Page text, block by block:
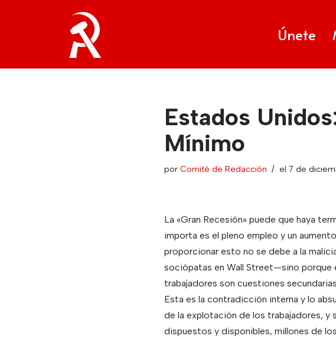
Únete
Estados
Mínimo
por Comité de Redacción el 7 de
La «Gran Recesión» puede que haya
importa es el pleno empleo y un
proporcionar esto no se debe a la
sociópatas en Wall Street—sino porque
trabajadores son cuestiones
Esta es la contradicción interna y lo
de la explotación de los trabajadores, y
dispuestos y disponibles, millones de